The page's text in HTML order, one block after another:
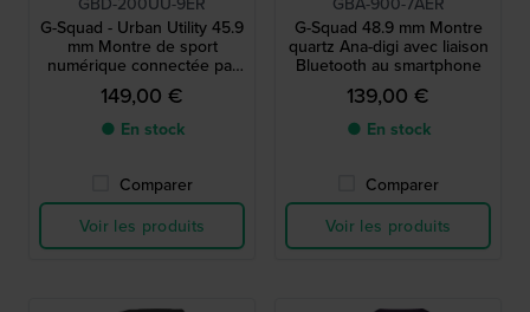
G-Squad - Urban Utility 45.9
mm Montre de sport
numérique connectée par
Bluetooth
149,00 €
● En stock
Comparer
Voir les produits
G-Squad 48.9 mm Montre
quartz Ana-digi avec liaison
Bluetooth au smartphone
139,00 €
● En stock
Comparer
Voir les produits